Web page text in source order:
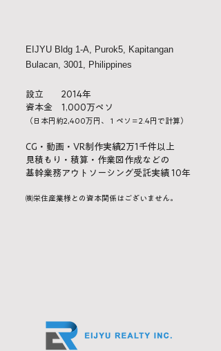
EIJYU Bldg 1-A, Purok5, Kapitangan
Bulacan, 3001, Philippines
設立 2014年
資本金 1,000万ペソ
（日本円約2,400万円、１ペソ＝2.4円で計算）
CG・動画・VR制作実績2万1 千件以上
見積もり・積算・作業図作成などの
基幹業務アウトソーシング受託実績 10年
​㈱栄住産業様との資本関係はございません。